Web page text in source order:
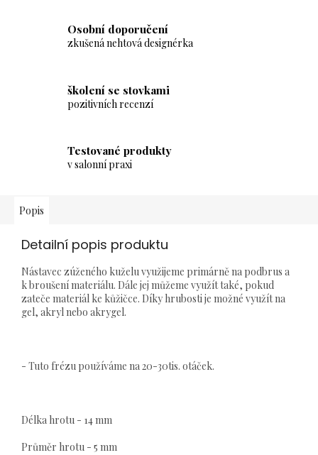
Osobní doporučení
zkušená nehtová designérka
školení se stovkami
pozitivních recenzí
Testované produkty
v salonní praxi
Popis
Detailní popis produktu
Nástavec zúženého kuželu využijeme primárně na podbrus a
k broušení materiálu. Dále jej můžeme využít také, pokud
zateče materiál ke kůžičce. Díky hrubosti je možné využít na
gel, akryl nebo akrygel.
- Tuto frézu používáme na 20-30tis. otáček.
Délka hrotu - 14 mm
Průměr hrotu - 5 mm